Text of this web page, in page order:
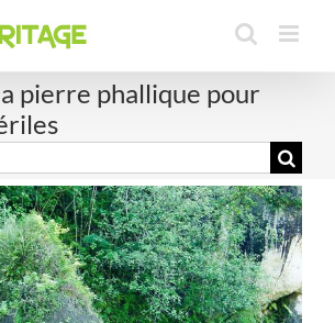
pierre phallique pour